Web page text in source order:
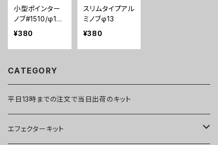
小型ポインター
ノブ#1510/φ19
メタル製
¥380
スリムタイプアル
ミノブφ13
¥380
CATEGORY
平日13時までの注文で当日出荷のキット
エフェクターキット